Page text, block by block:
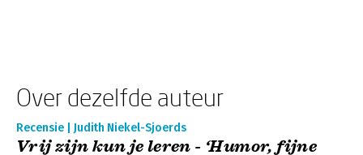
Over dezelfde auteur
Recensie | Judith Niekel-Sjoerds
Vrij zijn kun je leren - ‘Humor, fijne